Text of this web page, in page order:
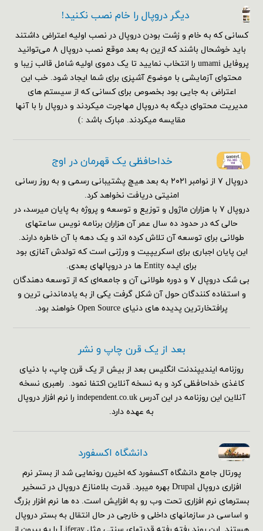
دیگر دروپال را خام نصب نکنید!
کسانی که به خام و زشت بودن دروپال در نصب اولیه اعتراض داشتند
باید خوشحال باشند که ازین به بعد موقع نصب دروپال ۸ می‌توانید
پروفایل umami را انتخاب نمایید تا یک دموی اولیه شامل قالب زیبا و
محتوای آزمایشی با موضوع آشپزی برای شما ایجاد شود. خب این
اعتراض به جایی بود بخصوص برای کسانی که از سیستم های
مدیریت محتوای دیگه به دروپال مهاجرت میکردند و دروپال را با آنها
مقایسه میکردند. مبارک باشد :)
خداحافظی یک قهرمان در اوج
دروپال ۷ از نوامبر ۲۰۲۱ به بعد هیچ پشتیبانی رسمی و به روز رسانی
امنیتی دریافت نخواهد کرد.
دروپال ۷ با هزاران ماژول و توزیع و توسعه و پروژه به پایان میرسد، در
حالی که در حدود ده سال عمر آن هزاران برنامه نویس ساعتهای
طولانی برای توسعه آن تلاش کرده اند و یک دهه با آن خاطره دارند.
این پایان اجباری برای اسکریپیت و ورژنی است که تولدش آغازی بود
برای ایده Entity ها در دروپالهای بعدی.
بی شک دروپال ۷ و دوره طولانی آن و جامعه‌ای که از توسعه دهندگان
و استفاده کنندگان حول آن شکل گرفت یکی از به یادماندنی ترین و
پرافتخارترین پدیده های دنیای Open Source خواهند بود.
بعد از یک قرن چاپ و نشر
روزنامه ایندیپندنت انگلیس بعد از بیش از یک قرن چاپ، با دنیای
کاغذی خداحافظی کرد و به نسخه آنلاین اکتفا نمود. راهبری نسخه
آنلاین این روزنامه در این آدرس independent.co.uk را نرم افزار دروپال
به عهده دارد.
دانشگاه اکسفورد
پورتال جامع دانشگاه آکسفورد که اخیرن رونمایی شد از بستر نرم
افزاری دروپال Drupal بهره میبرد. قدرت بلامنازع دروپال در تسخیر
بسترهای نرم افزاری تحت وب رو به افزایش است. ده ها نرم افزار بزرگ
و اساسی در سازمانهای داخلی و خارجی در حال انتقال به بستر دروپال